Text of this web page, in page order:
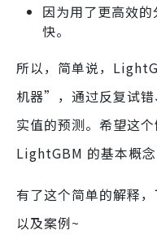
因为用了更高效
快。
所以，简单说，
机器”，通过反复试
实值的预测。希望这
LightGBM 的基本概念
有了这个简单的解释
以及案例~